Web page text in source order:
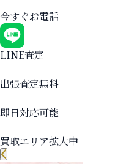
今すぐお電話
LINE査定
出張査定無料
即日対応可能
買取エリア拡大中